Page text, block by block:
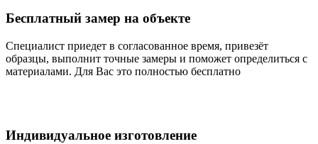
Бесплатный замер на объекте
Специалист приедет в согласованное время, привезёт
образцы, выполнит точные замеры и поможет определиться с
материалами. Для Вас это полностью бесплатно
Индивидуальное изготовление